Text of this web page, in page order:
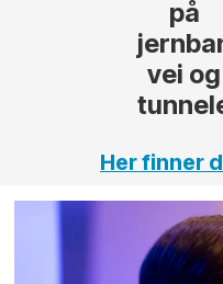
Her finner